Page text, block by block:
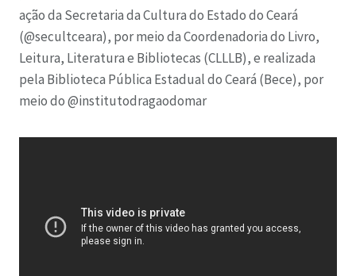
ação da Secretaria da Cultura do Estado do Ceará
(@secultceara), por meio da Coordenadoria do Livro,
Leitura, Literatura e Bibliotecas (CLLLB), e realizada
pela Biblioteca Pública Estadual do Ceará (Bece), por
meio do @institutodragaodomar